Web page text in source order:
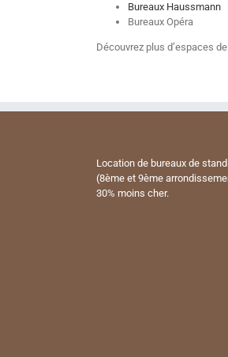
Bureaux Haussmann
Bureaux Opéra
Découvrez plus d’espaces
Location de bureaux de
(8ème et 9ème
30% moins cher.